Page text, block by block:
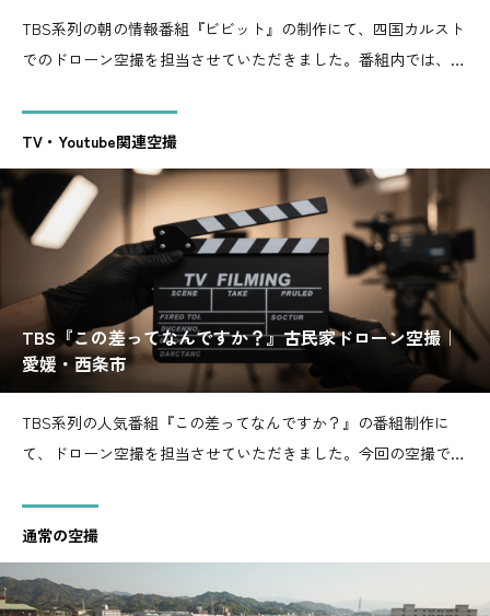
TBS系列の朝の情報番組『ビビット』の制作にて、四国カルスト
でのドローン空撮を担当させていただきました。番組内では、四
大な風景を上空から撮影し、放送映像に使用されました。四国カ
ルストは、愛媛県と高知県の県境にまたがる日本三大カルストの
ひとつ
TV・Youtube関連空撮
TBS『この差ってなんですか？』古民家ドローン空撮｜
愛媛・西条市
TBS系列の人気番組『この差ってなんですか？』の番組制作に
て、ドローン空撮を担当させていただきました。今回の空撮で
る素材としてご提供しました。主に古民家の周りの撮影、古民家
が小高い場所にあるのでその場所からの西条市内の様子、また山
側
通常の空撮